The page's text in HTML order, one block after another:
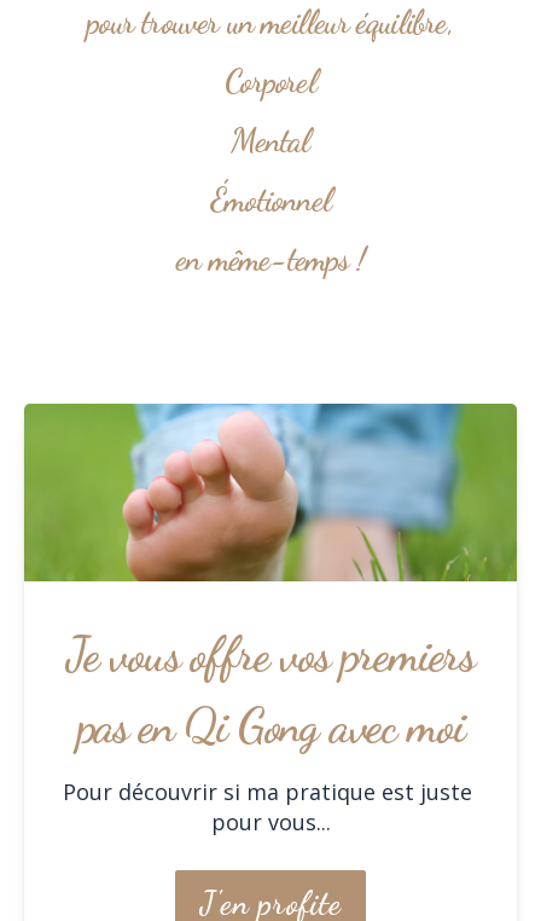
pour trouver un meilleur équilibre,
Corporel
Mental
Émotionnel
en même-temps !
Je vous offre vos premiers
pas en Qi Gong avec moi
Pour découvrir si ma pratique est juste
pour vous...
J'en profite